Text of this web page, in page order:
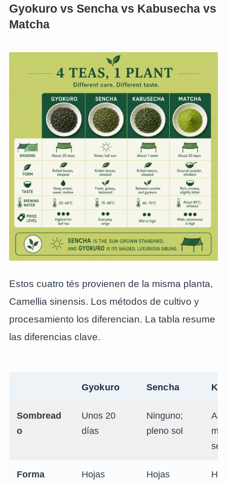
Gyokuro vs Sencha vs Kabusecha vs
Matcha
Estos cuatro tés provienen de la misma planta,
Camellia sinensis. Los métodos de cultivo y
procesamiento los diferencian. La tabla resume
las diferencias clave.
Gyokuro Sencha
Sombread
o
Unos 20
días
Ninguno;
pleno sol
Forma
Hojas
Hojas